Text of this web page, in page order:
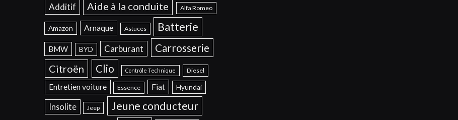
Additif Aide à la conduite Alfa Romeo
Amazon Arnaque Astuces Batterie
BMW BYD Carburant Carrosserie
Citroën Clio Contrôle Technique Diesel
Entretien voiture Essence Fiat Hyundai
Insolite Jeep Jeune conducteur